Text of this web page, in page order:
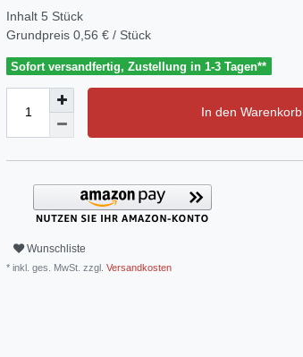
Inhalt 5 Stück
Grundpreis 0,56 € / Stück
Sofort versandfertig, Zustellung in 1-3 Tagen**
In den Warenkorb
Wunschliste
* inkl. ges. MwSt. zzgl. Versandkosten